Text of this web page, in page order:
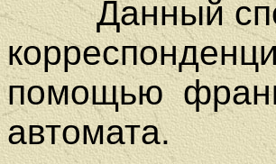
Данный
помощью
автомата.